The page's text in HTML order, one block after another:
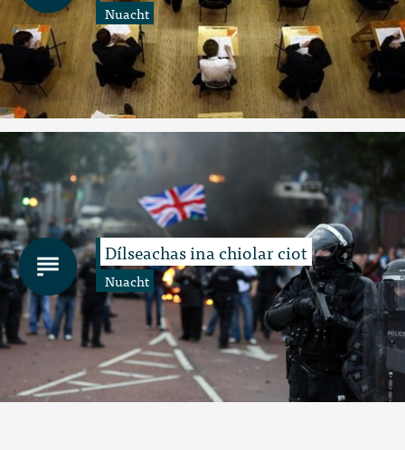
Nuacht
Dílseachas ina chiolar ciot
Nuacht